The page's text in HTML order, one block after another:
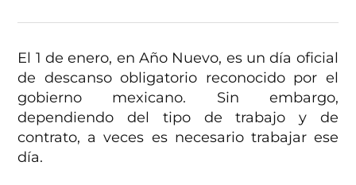
El 1 de enero, en Año Nuevo, es un día oficial
de descanso obligatorio reconocido por el
gobierno mexicano. Sin embargo,
dependiendo del tipo de trabajo y de
contrato, a veces es necesario trabajar ese
día.